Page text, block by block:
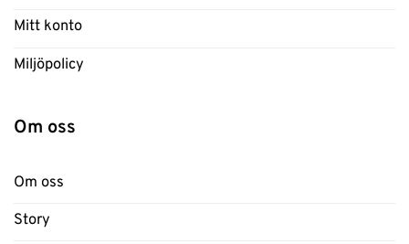
Mitt konto
Miljöpolicy
Om oss
Om oss
Story